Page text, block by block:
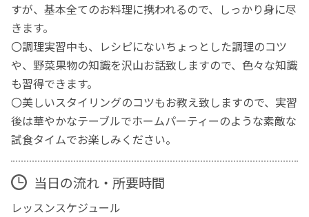
すが、基本全てのお料理に携われるので、しっかり身に尽
きます。
〇調理実習中も、レシピにないちょっとした調理のコツ
や、野菜果物の知識を沢山お話致しますので、色々な知識
も習得できます。
〇美しいスタイリングのコツもお教え致しますので、実習
後は華やかなテーブルでホームパーティーのような素敵な
試食タイムでお楽しみください。
当日の流れ・所要時間
レッスンスケジュール